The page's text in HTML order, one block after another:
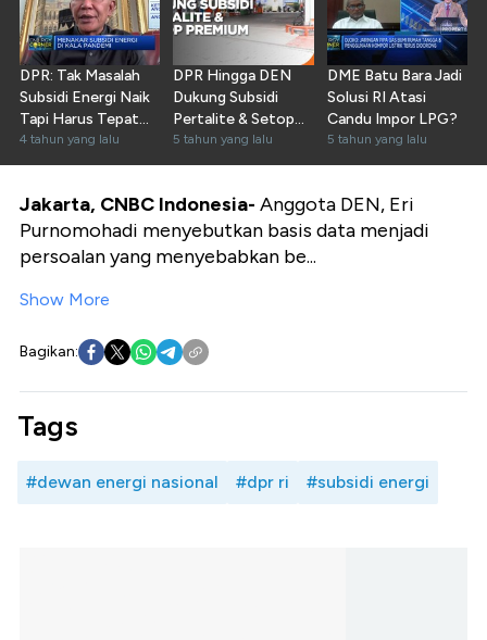
DPR: Tak Masalah
Subsidi Energi Naik
Tapi Harus Tepat
Sasaran
4 tahun yang lalu
DPR Hingga DEN
Dukung Subsidi
Pertalite & Setop
Premium
5 tahun yang lalu
DME Batu Bara Jadi
Solusi RI Atasi
Candu Impor LPG?
5 tahun yang lalu
Jakarta, CNBC Indonesia- Anggota DEN, Eri
Purnomohadi menyebutkan basis data menjadi
persoalan yang menyebabkan be...
Show More
Bagikan:
Tags
#dewan energi nasional #dpr ri #subsidi energi